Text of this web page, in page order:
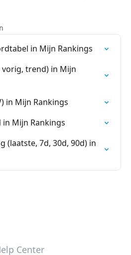
in Mijn Rankings
trend) in Mijn
in Mijn Rankings
Mijn Rankings
(laatste, 7d, 30d, 90d) in
Center